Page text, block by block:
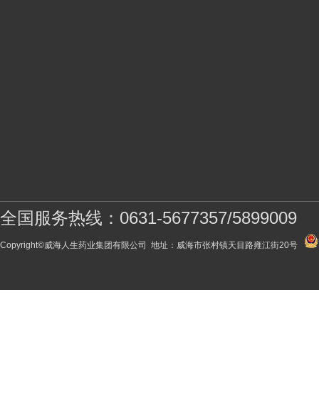
全国服务热线：0631-5677357/5899009
Copyright©威海人生药业集团有限公司 地址：威海市张村镇天目路雍江街20号